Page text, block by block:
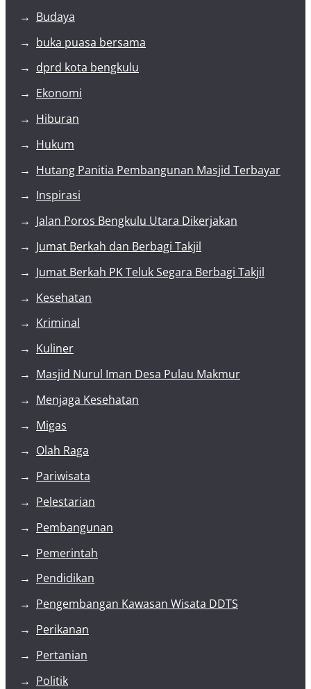
Budaya
buka puasa bersama
dprd kota bengkulu
Ekonomi
Hiburan
Hukum
Hutang Panitia Pembangunan Masjid Terbayar
Inspirasi
Jalan Poros Bengkulu Utara Dikerjakan
Jumat Berkah dan Berbagi Takjil
Jumat Berkah PK Teluk Segara Berbagi Takjil
Kesehatan
Kriminal
Kuliner
Masjid Nurul Iman Desa Pulau Makmur
Menjaga Kesehatan
Migas
Olah Raga
Pariwisata
Pelestarian
Pembangunan
Pemerintah
Pendidikan
Pengembangan Kawasan Wisata DDTS
Perikanan
Pertanian
Politik